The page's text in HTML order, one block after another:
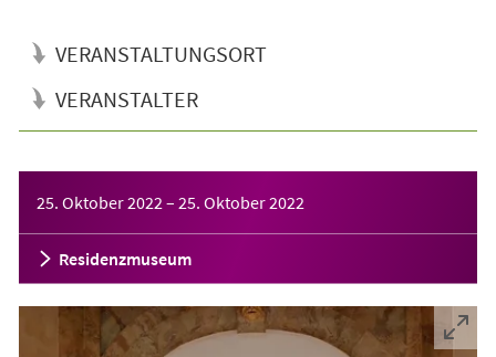
VERANSTALTUNGSORT
VERANSTALTER
25. Oktober 2022 – 25. Oktober 2022
Residenzmuseum